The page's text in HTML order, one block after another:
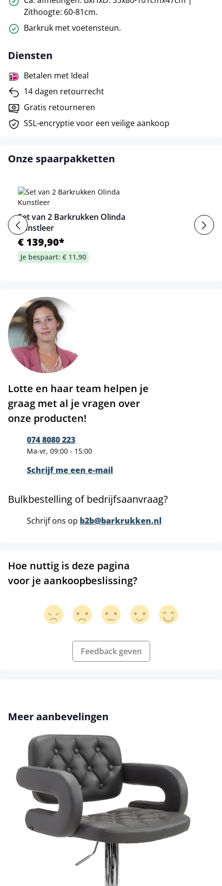
Zithoogte: 60-81cm.
Barkruk met voetensteun.
Diensten
Betalen met Ideal
14 dagen retourrecht
Gratis retourneren
SSL-encryptie voor een veilige aankoop
Onze spaarpakketten
Set van 2 Barkrukken Olinda
Kunstleer
€ 139,90*
Je bespaart: € 11,90
Lotte en haar team helpen je
graag met al je vragen over
onze producten!
074 8080 223
Ma-vr, 09:00 - 15:00
Schrijf me een e-mail
Bulkbestelling of bedrijfsaanvraag?
Schrijf ons op b2b@barkrukken.nl
Hoe nuttig is deze pagina
voor je aankoopbeslissing?
Feedback geven
Productgalerij overslaan
Meer aanbevelingen